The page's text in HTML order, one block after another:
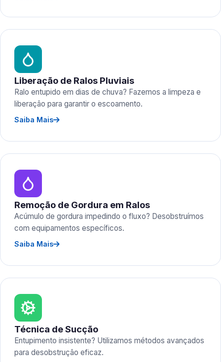
Liberação de Ralos Pluviais
Ralo entupido em dias de chuva? Fazemos a limpeza e
liberação para garantir o escoamento.
Saiba Mais
Remoção de Gordura em Ralos
Acúmulo de gordura impedindo o fluxo? Desobstruímos
com equipamentos específicos.
Saiba Mais
Técnica de Sucção
Entupimento insistente? Utilizamos métodos avançados
para desobstrução eficaz.